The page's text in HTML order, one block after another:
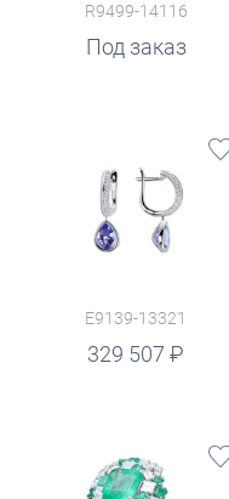
R9499-14116
Под заказ
E9139-13321
329 507
руб.